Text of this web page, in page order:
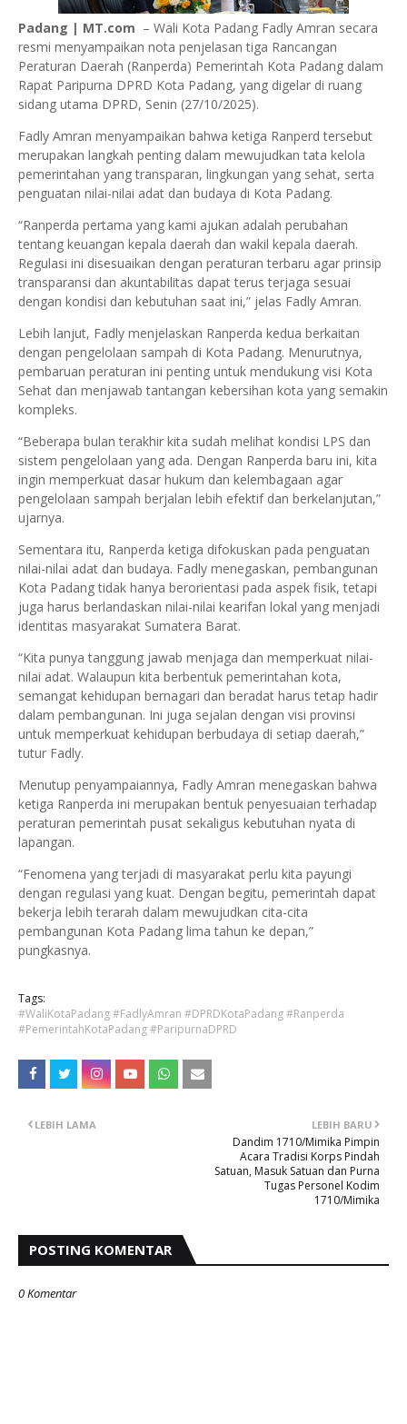
Padang | MT.com – Wali Kota Padang Fadly Amran secara
resmi menyampaikan nota penjelasan tiga Rancangan
Peraturan Daerah (Ranperda) Pemerintah Kota Padang dalam
Rapat Paripurna DPRD Kota Padang, yang digelar di ruang
sidang utama DPRD, Senin (27/10/2025).
Fadly Amran menyampaikan bahwa ketiga Ranperd tersebut
merupakan langkah penting dalam mewujudkan tata kelola
pemerintahan yang transparan, lingkungan yang sehat, serta
penguatan nilai-nilai adat dan budaya di Kota Padang.
“Ranperda pertama yang kami ajukan adalah perubahan
tentang keuangan kepala daerah dan wakil kepala daerah.
Regulasi ini disesuaikan dengan peraturan terbaru agar prinsip
transparansi dan akuntabilitas dapat terus terjaga sesuai
dengan kondisi dan kebutuhan saat ini,” jelas Fadly Amran.
Lebih lanjut, Fadly menjelaskan Ranperda kedua berkaitan
dengan pengelolaan sampah di Kota Padang. Menurutnya,
pembaruan peraturan ini penting untuk mendukung visi Kota
Sehat dan menjawab tantangan kebersihan kota yang semakin
kompleks.
“Beberapa bulan terakhir kita sudah melihat kondisi LPS dan
sistem pengelolaan yang ada. Dengan Ranperda baru ini, kita
ingin memperkuat dasar hukum dan kelembagaan agar
pengelolaan sampah berjalan lebih efektif dan berkelanjutan,”
ujarnya.
Sementara itu, Ranperda ketiga difokuskan pada penguatan
nilai-nilai adat dan budaya. Fadly menegaskan, pembangunan
Kota Padang tidak hanya berorientasi pada aspek fisik, tetapi
juga harus berlandaskan nilai-nilai kearifan lokal yang menjadi
identitas masyarakat Sumatera Barat.
“Kita punya tanggung jawab menjaga dan memperkuat nilai-
nilai adat. Walaupun kita berbentuk pemerintahan kota,
semangat kehidupan bernagari dan beradat harus tetap hadir
dalam pembangunan. Ini juga sejalan dengan visi provinsi
untuk memperkuat kehidupan berbudaya di setiap daerah,”
tutur Fadly.
Menutup penyampaiannya, Fadly Amran menegaskan bahwa
ketiga Ranperda ini merupakan bentuk penyesuaian terhadap
peraturan pemerintah pusat sekaligus kebutuhan nyata di
lapangan.
“Fenomena yang terjadi di masyarakat perlu kita payungi
dengan regulasi yang kuat. Dengan begitu, pemerintah dapat
bekerja lebih terarah dalam mewujudkan cita-cita
pembangunan Kota Padang lima tahun ke depan,”
pungkasnya.
Tags:
#WaliKotaPadang #FadlyAmran #DPRDKotaPadang #Ranperda
#PemerintahKotaPadang #ParipurnaDPRD
LEBIH BARU
Dandim 1710/Mimika Pimpin
Acara Tradisi Korps Pindah
Satuan, Masuk Satuan dan Purna
Tugas Personel Kodim
1710/Mimika
LEBIH LAMA
POSTING KOMENTAR
0 Komentar